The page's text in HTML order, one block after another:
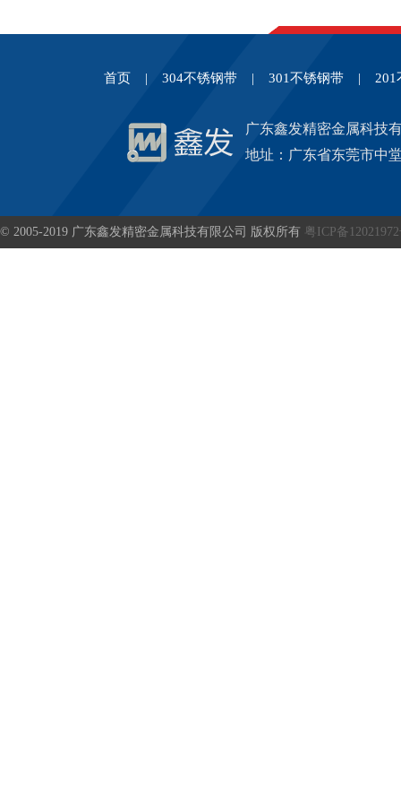
首页 | 304不锈钢带 | 301不锈钢带 | 201
广东鑫发精密金属科技
地址：广东省东莞市中
© 2005-2019 广东鑫发精密金属科技有限公司 版权所有 粤ICP备